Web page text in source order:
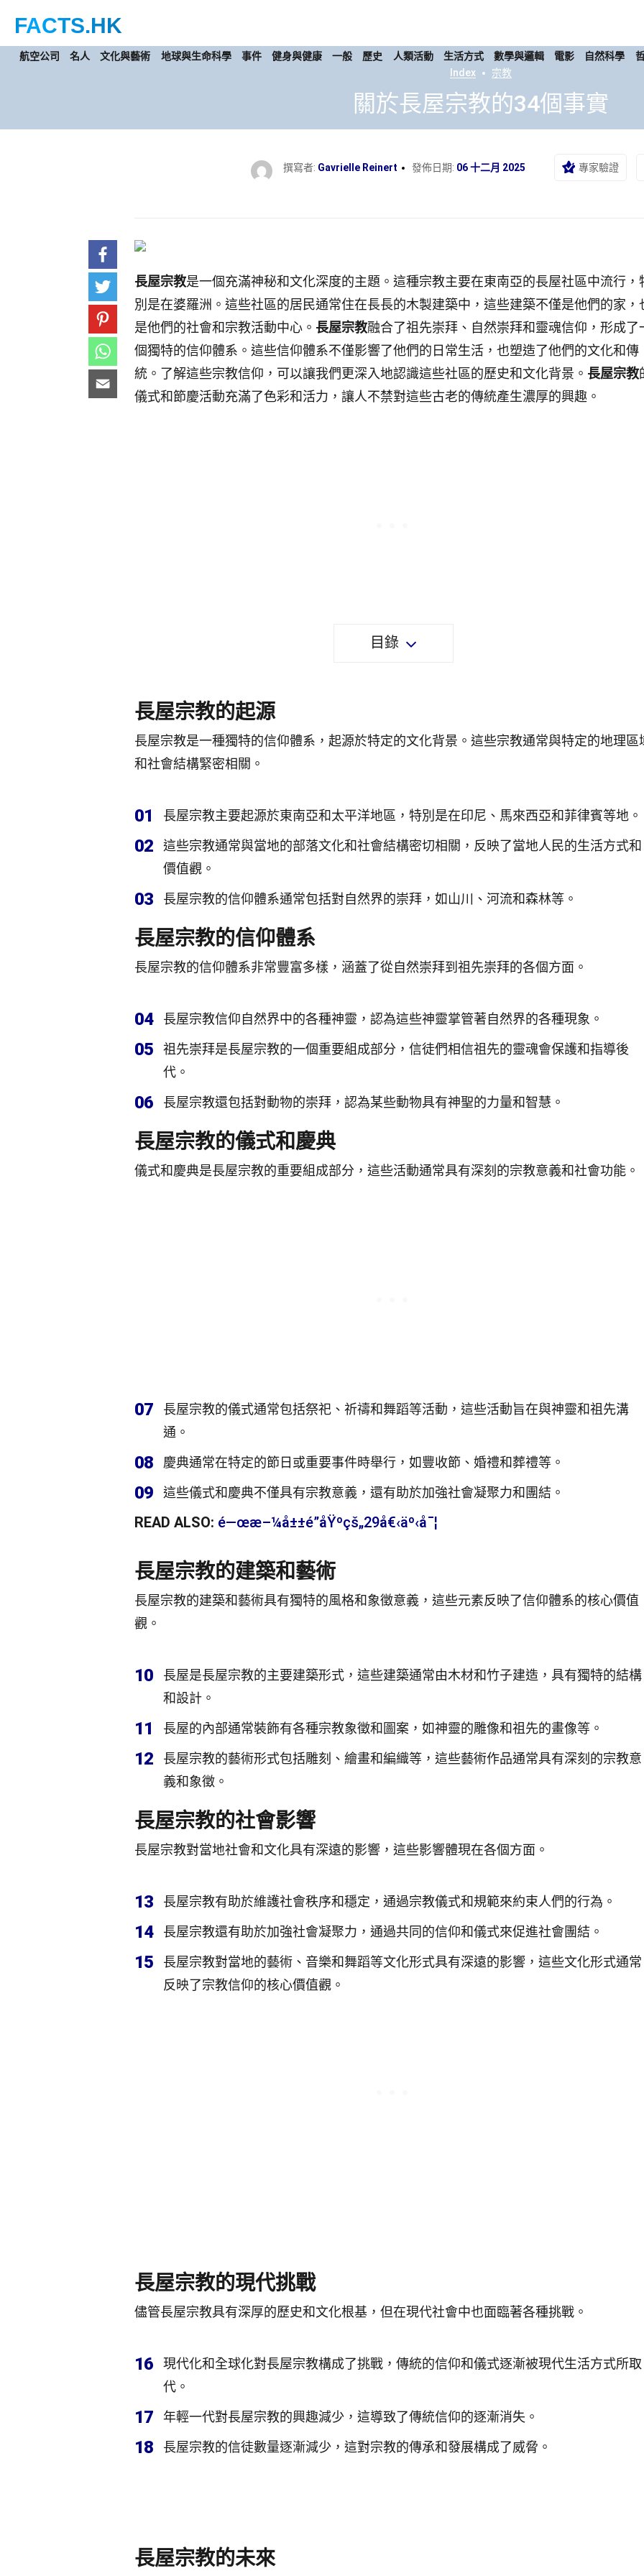
FACTS.HK
航空公司 名人 文化與藝術 地球與生命科學 事件 健身與健康 一般 歷史 人類活動 生活方式 數學與邏輯 電影 自然科學
Index
宗教
關於長屋宗教的34個事實
撰寫者: Gavrielle Reinert 發佈日期: 06 十二月 2025 專家驗證
長屋宗教是一個充滿神秘和文化深度的主題。這種宗教主要在東南亞的長屋社區中流行，
別是在婆羅洲。這些社區的居民通常住在長長的木製建築中，這些建築不僅是他們的家，
是他們的社會和宗教活動中心。 長屋宗教融合了祖先崇拜、自然崇拜和靈魂信仰，形成了
個獨特的信仰體系。這些信仰體系不僅影響了他們的日常生活，也塑造了他們的文化和傳
統。了解這些宗教信仰，可以讓我們更深入地認識這些社區的歷史和文化背景。 長屋宗教
儀式和節慶活動充滿了色彩和活力，讓人不禁對這些古老的傳統產生濃厚的興趣。
目錄
長屋宗教的起源
長屋宗教是一種獨特的信仰體系，起源於特定的文化背景。這些宗教通常與特定的地理區
和社會結構緊密相關。
01 長屋宗教主要起源於東南亞和太平洋地區，特別是在印尼、馬來西亞和菲律賓等地。
02
這些宗教通常與當地的部落文化和社會結構密切相關，反映了當地人民的生活方式和
價值觀。
03 長屋宗教的信仰體系通常包括對自然界的崇拜，如山川、河流和森林等。
長屋宗教的信仰體系
長屋宗教的信仰體系非常豐富多樣，涵蓋了從自然崇拜到祖先崇拜的各個方面。
04 長屋宗教信仰自然界中的各種神靈，認為這些神靈掌管著自然界的各種現象。
05
祖先崇拜是長屋宗教的一個重要組成部分，信徒們相信祖先的靈魂會保護和指導後
代。
06 長屋宗教還包括對動物的崇拜，認為某些動物具有神聖的力量和智慧。
長屋宗教的儀式和慶典
儀式和慶典是長屋宗教的重要組成部分，這些活動通常具有深刻的宗教意義和社會功能。
07
長屋宗教的儀式通常包括祭祀、祈禱和舞蹈等活動，這些活動旨在與神靈和祖先溝
通。
08 慶典通常在特定的節日或重要事件時舉行，如豐收節、婚禮和葬禮等。
09 這些儀式和慶典不僅具有宗教意義，還有助於加強社會凝聚力和團結。
READ ALSO: é—œæ–¼å±±é”åŸºçš„29å€‹äº‹å¯¦
長屋宗教的建築和藝術
長屋宗教的建築和藝術具有獨特的風格和象徵意義，這些元素反映了信仰體系的核心價值
觀。
10
長屋是長屋宗教的主要建築形式，這些建築通常由木材和竹子建造，具有獨特的結構
和設計。
11 長屋的內部通常裝飾有各種宗教象徵和圖案，如神靈的雕像和祖先的畫像等。
12
長屋宗教的藝術形式包括雕刻、繪畫和編織等，這些藝術作品通常具有深刻的宗教意
義和象徵。
長屋宗教的社會影響
長屋宗教對當地社會和文化具有深遠的影響，這些影響體現在各個方面。
13 長屋宗教有助於維護社會秩序和穩定，通過宗教儀式和規範來約束人們的行為。
14 長屋宗教還有助於加強社會凝聚力，通過共同的信仰和儀式來促進社會團結。
15
長屋宗教對當地的藝術、音樂和舞蹈等文化形式具有深遠的影響，這些文化形式通常
反映了宗教信仰的核心價值觀。
長屋宗教的現代挑戰
儘管長屋宗教具有深厚的歷史和文化根基，但在現代社會中也面臨著各種挑戰。
16
現代化和全球化對長屋宗教構成了挑戰，傳統的信仰和儀式逐漸被現代生活方式所取
代。
17 年輕一代對長屋宗教的興趣減少，這導致了傳統信仰的逐漸消失。
18 長屋宗教的信徒數量逐漸減少，這對宗教的傳承和發展構成了威脅。
長屋宗教的未來